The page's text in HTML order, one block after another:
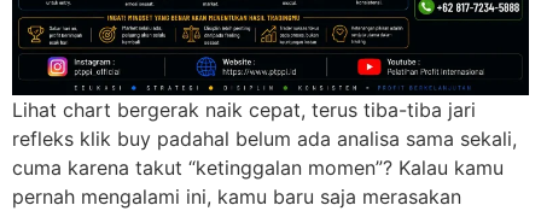
Lihat chart bergerak naik cepat, terus tiba-tiba jari
refleks klik buy padahal belum ada analisa sama sekali,
cuma karena takut “ketinggalan momen”? Kalau kamu
pernah mengalami ini, kamu baru saja merasakan